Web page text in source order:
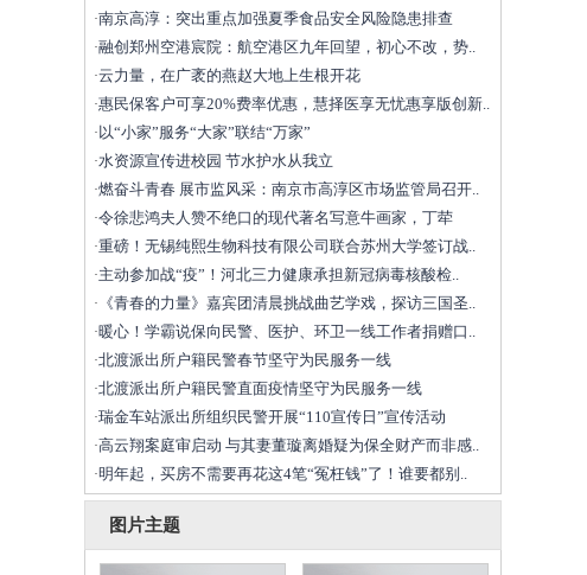
·南京高淳：突出重点加强夏季食品安全风险隐患排查
·融创郑州空港宸院：航空港区九年回望，初心不改，势..
·云力量，在广袤的燕赵大地上生根开花
·惠民保客户可享20%费率优惠，慧择医享无忧惠享版创新..
· 以“小家”服务“大家”联结“万家”
·水资源宣传进校园 节水护水从我立
·燃奋斗青春 展市监风采：南京市高淳区市场监管局召开..
·令徐悲鸿夫人赞不绝口的现代著名写意牛画家，丁荦
·重磅！无锡纯熙生物科技有限公司联合苏州大学签订战..
·主动参加战“疫”！河北三力健康承担新冠病毒核酸检..
· 《青春的力量》嘉宾团清晨挑战曲艺学戏，探访三国圣..
·暖心！学霸说保向民警、医护、环卫一线工作者捐赠口..
·北渡派出所户籍民警春节坚守为民服务一线
·北渡派出所户籍民警直面疫情坚守为民服务一线
·瑞金车站派出所组织民警开展“110宣传日”宣传活动
·高云翔案庭审启动 与其妻董璇离婚疑为保全财产而非感..
·明年起，买房不需要再花这4笔“冤枉钱”了！谁要都别..
图片主题